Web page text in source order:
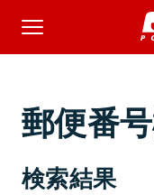
郵便番
検索結果